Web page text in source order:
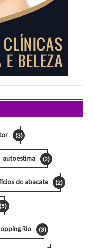
(3)
autoestima (2)
do abacate (2)
(5)
Rio (3)